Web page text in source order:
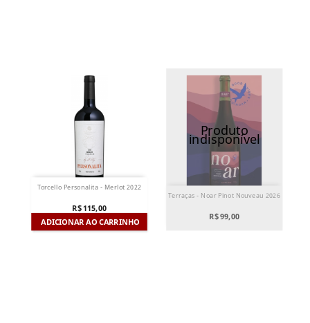
Torcello Personalita - Merlot 2022
R$ 115,00
ADICIONAR AO CARRINHO
Produto
indisponível
Terraças - Noar Pinot Nouveau 2026
R$ 99,00